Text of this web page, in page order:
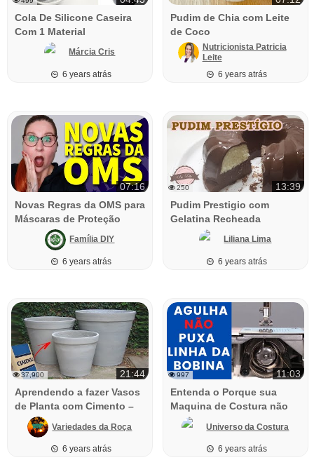
Cola De Silicone Caseira
Com 1 Material
Márcia Cris
6 years atrás
Pudim de Chia com Leite
de Coco
Nutricionista Patricia
Leite
6 years atrás
07:16
Novas Regras da OMS para
Máscaras de Proteção
Família DIY
6 years atrás
250
13:39
Pudim Prestigio com
Gelatina Recheada
Liliana Lima
6 years atrás
37,900
21:44
Aprendendo a fazer Vasos
de Planta com Cimento –
Usando Forma
Variedades da Roça
6 years atrás
997
11:03
Entenda o Porque sua
Maquina de Costura não
esta Puxando a Linha da
Caixa de Bobina
Universo da Costura
6 years atrás